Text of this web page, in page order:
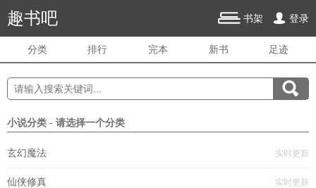
趣书吧 书架 登录
分类 排行 完本 新书 足迹
小说分类 - 请选择一个分类
玄幻魔法 实时更新
仙侠修真 实时更新